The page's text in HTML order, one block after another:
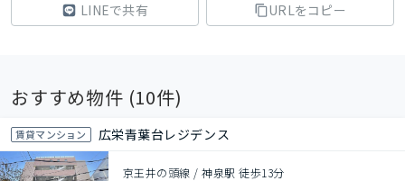
LINEで共有
URLをコピー
おすすめ物件 (10件)
賃貸マンション 広栄青葉台レジデンス
京王井の頭線 / 神泉駅 徒歩13分